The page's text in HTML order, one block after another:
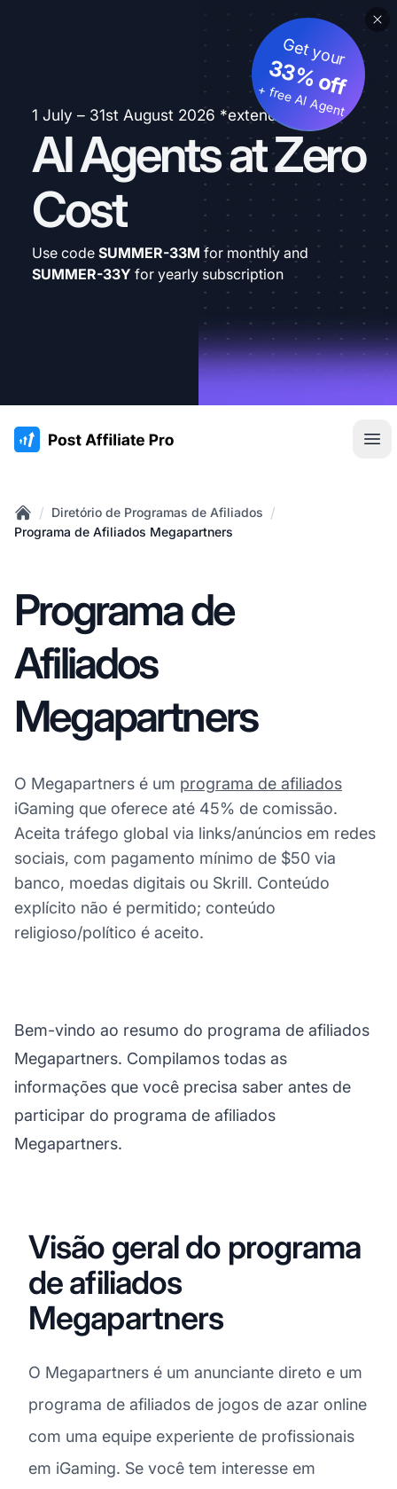
1 July – 31st August 2026 *extended
AI Agents at Zero
Cost
Get your
33% off
+ free AI Agent
Use code SUMMER-33M for monthly and
SUMMER-33Y for yearly subscription
:site.title
Home
/ Diretório de Programas de Afiliados /
Programa de Afiliados Megapartners
Programa de
Afiliados
Megapartners
O Megapartners é um programa de afiliados
iGaming que oferece até 45% de comissão.
Aceita tráfego global via links/anúncios em redes
sociais, com pagamento mínimo de $50 via
banco, moedas digitais ou Skrill. Conteúdo
explícito não é permitido; conteúdo
religioso/político é aceito.
Bem-vindo ao resumo do programa de afiliados
Megapartners. Compilamos todas as
informações que você precisa saber antes de
participar do programa de afiliados
Megapartners.
Visão geral do programa
de afiliados
Megapartners
O Megapartners é um anunciante direto e um
programa de afiliados de jogos de azar online
com uma equipe experiente de profissionais
em iGaming. Se você tem interesse em